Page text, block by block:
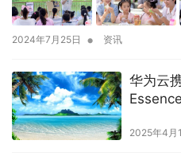
2024年7月25日 • 资讯
华为云
2025年4月